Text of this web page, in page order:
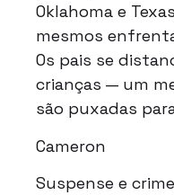
Oklahoma e
mesmos
Os pais se
crianças — um
são puxadas
Cameron
Suspense e